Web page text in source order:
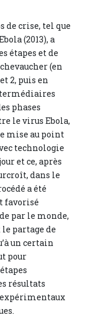
de crise, tel que
(2013), a
étapes et de
(en
2, puis en
phases
le virus Ebola,
mise au point
technologie
et ce, après
dans le
a été
favorisé
par le monde,
partage de
un certain
pour
résultats